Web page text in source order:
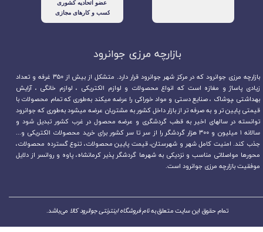
بازارچه مرزی جوانرود​​​​​​​
بازارچه مرزی جوانرود که در مرکز شهر جوانرود قرار دارد. متشکل از بیش از ۳۵۰ غرفه و تعداد
زیادی پاساژ و مغازه است که انواع محصولات و لوازم الکتریکی ، لوازم خانگی ، آرایش
بهداشتی ،پوشاک ، صنایع دستی و مواد خوراکی را عرضه میکند به‌طوری که تمام محصولات با
قیمتی پایین تر و به صرفه تر از بازار داخل کشور به مشتریان عرضه میشود به‌طوری که جوانرود
توانسته در سالهای اخیر به قطب گردشگری و عرضه محصول در غرب کشور تبدیل شود و
سالانه ۱ میلیون و ۳۰۰ هزار گردشگر را از سر تا سر کشور برای خرید محصولات الکتریکی و...
جذب کند. امنیت کامل شهر و شهرستان، قیمت پایین محصولات، تنوع گسترده محصولات،
محورها مواصلاتی مناسب و نزدیکی به شهرها گردشگر پذیر کرمانشاه، پاوه و روانسر از دلایل
موفقیت بازارچه مرزی جوانرود است.
تمام حقوق این سایت متعلق بهنام فروشگاه اینترنتی جوانرود کالا می‌باشد.